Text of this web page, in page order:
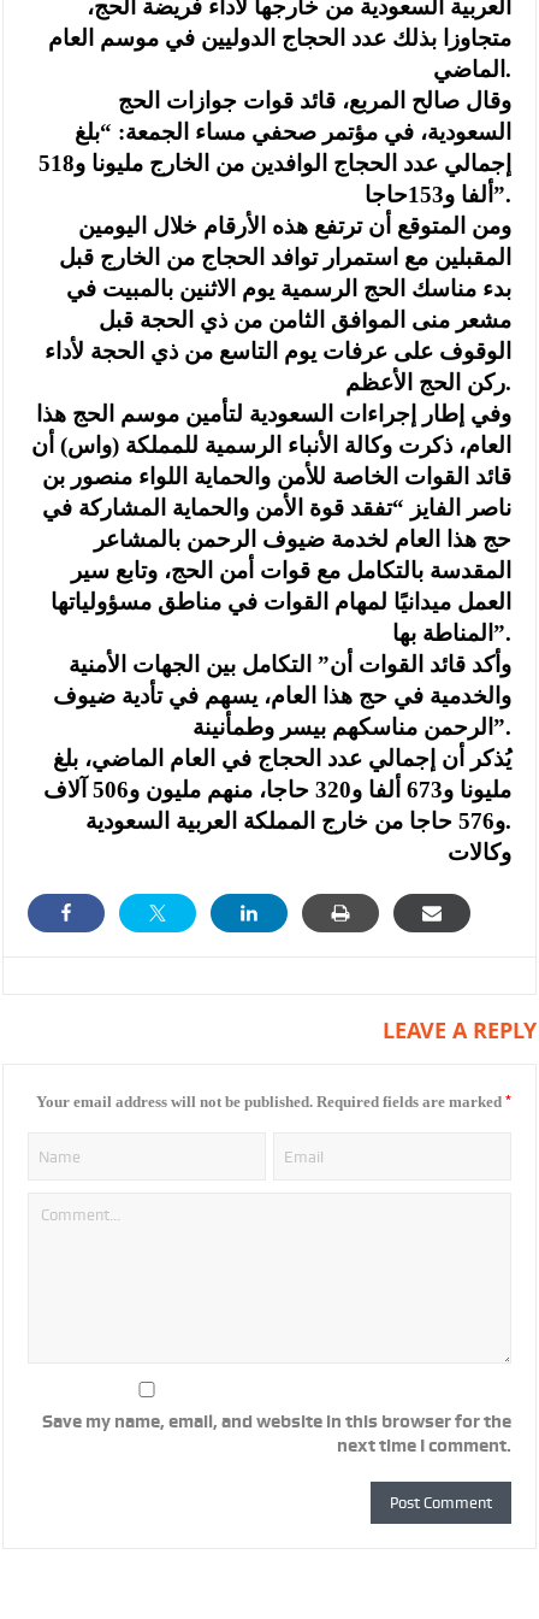
العربية السعودية من خارجها لأداء فريضة الحج،
متجاوزا بذلك عدد الحجاج الدوليين في موسم العام
الماضي.
وقال صالح المربع، قائد قوات جوازات الحج
السعودية، في مؤتمر صحفي مساء الجمعة: “بلغ
إجمالي عدد الحجاج الوافدين من الخارج مليونا و518
ألفا و153حاجا”.
ومن المتوقع أن ترتفع هذه الأرقام خلال اليومين
المقبلين مع استمرار توافد الحجاج من الخارج قبل
بدء مناسك الحج الرسمية يوم الاثنين بالمبيت في
مشعر منى الموافق الثامن من ذي الحجة قبل
الوقوف على عرفات يوم التاسع من ذي الحجة لأداء
ركن الحج الأعظم.
وفي إطار إجراءات السعودية لتأمين موسم الحج هذا
العام، ذكرت وكالة الأنباء الرسمية للمملكة (واس) أن
قائد القوات الخاصة للأمن والحماية اللواء منصور بن
ناصر الفايز “تفقد قوة الأمن والحماية المشاركة في
حج هذا العام لخدمة ضيوف الرحمن بالمشاعر
المقدسة بالتكامل مع قوات أمن الحج، وتابع سير
العمل ميدانيًا لمهام القوات في مناطق مسؤولياتها
المناطة بها”.
وأكد قائد القوات أن” التكامل بين الجهات الأمنية
والخدمية في حج هذا العام، يسهم في تأدية ضيوف
الرحمن مناسكهم بيسر وطمأنينة”.
يُذكر أن إجمالي عدد الحجاج في العام الماضي، بلغ
مليونا و673 ألفا و320 حاجا، منهم مليون و506 آلاف
و576 حاجا من خارج المملكة العربية السعودية.
وكالات
LEAVE A REPLY
Your email address will not be published. Required fields are marked *
Save my name, email, and website in this browser for the
next time I comment.